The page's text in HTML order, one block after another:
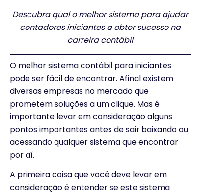
Descubra qual o melhor sistema para ajudar
contadores iniciantes a obter sucesso na
carreira contábil
O melhor sistema contábil para iniciantes
pode ser fácil de encontrar. Afinal existem
diversas empresas no mercado que
prometem soluções a um clique. Mas é
importante levar em consideração alguns
pontos importantes antes de sair baixando ou
acessando qualquer sistema que encontrar
por aí.
A primeira coisa que você deve levar em
consideração é entender se este sistema